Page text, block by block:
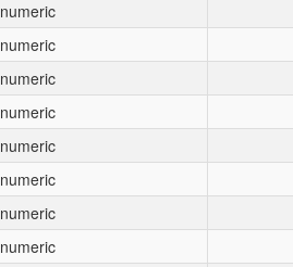
numeric
numeric
numeric
numeric
numeric
numeric
numeric
numeric